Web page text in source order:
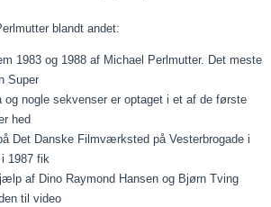
blandt andet:
1983 og 1988 af Michael Perlmutter. Det meste
Super
nogle sekvenser er optaget i et af de første
hed
Det Danske Filmværksted på Vesterbrogade i
1987 fik
af Dino Raymond Hansen og Bjørn Tving
til video